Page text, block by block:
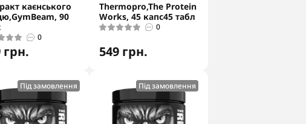
каєнського
90
0
грн.
Thermopro,The Protein
Works, 45 капс45 табл
0
549 грн.
Під замовлення Під замовлення